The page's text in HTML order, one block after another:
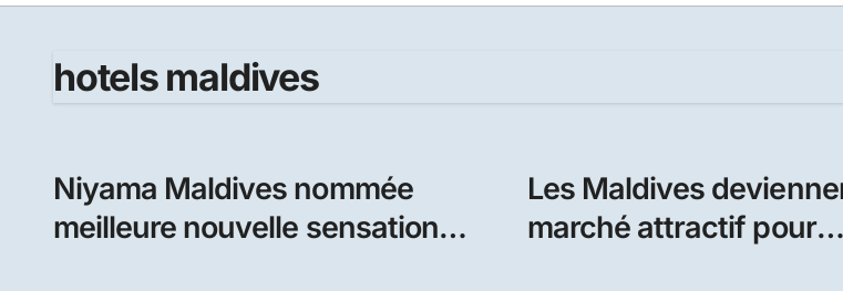
hotels maldives
Niyama Maldives nommée
meilleure nouvelle sensation
Les Maldives
marché attractif pour